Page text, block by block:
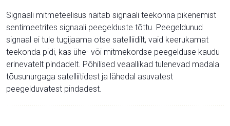
Signaali mitmeteelisus näitab signaali teekonna pikenemist
sentimeetrites signaali peegelduste tõttu. Peegeldunud
signaal ei tule tugijaama otse satelliidilt, vaid keerukamat
teekonda pidi, kas ühe- või mitmekordse peegelduse kaudu
erinevatelt pindadelt. Põhilised veaallikad tulenevad madala
tõusunurgaga satelliitidest ja lähedal asuvatest
peegelduvatest pindadest.